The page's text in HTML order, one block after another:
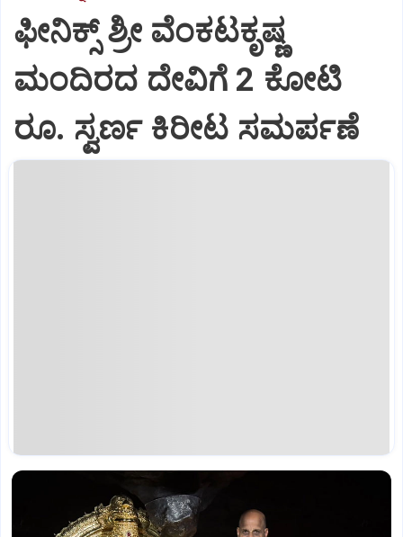
ಫೀನಿಕ್ಸ್ ಶ್ರೀ ವೆಂಕಟಕೃಷ್ಣ
ಮಂದಿರದ ದೇವಿಗೆ 2 ಕೋಟಿ
ರೂ. ಸ್ವರ್ಣ ಕಿರೀಟ ಸಮರ್ಪಣೆ